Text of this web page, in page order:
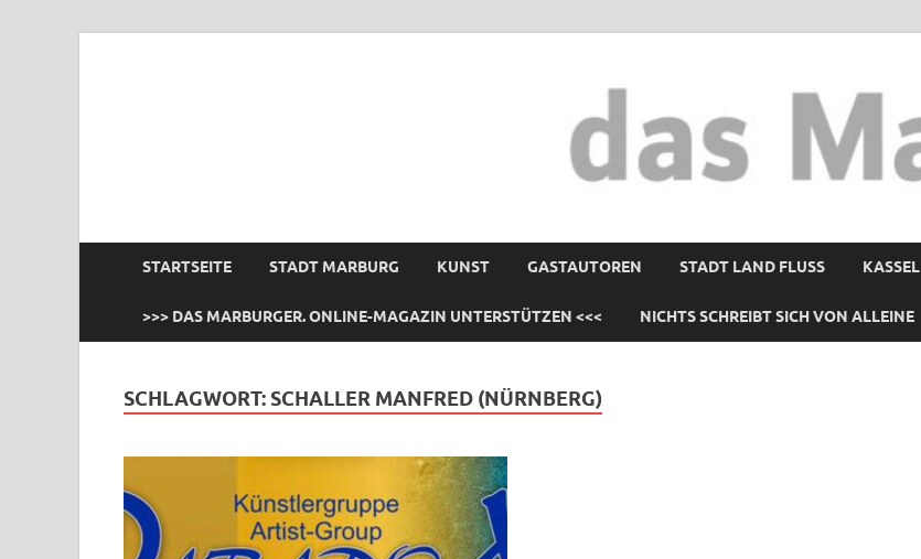
STARTSEITE STADT MARBURG KUNST GASTAUTOREN STADT LAND FLUSS KASSEL
>>> DAS MARBURGER. ONLINE-MAGAZIN UNTERSTÜTZEN <<< NICHTS SCHREIBT SICH VON ALLEINE
SCHLAGWORT: SCHALLER MANFRED (NÜRNBERG)